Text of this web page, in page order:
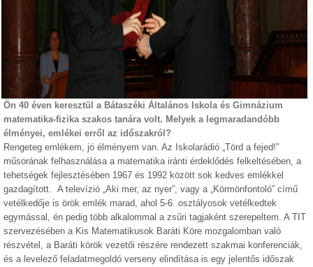
Ön 40 éven keresztül a Bátaszéki Általános Iskola és Gimnázium
matematika-fizika szakos tanára volt. Melyek a legmaradandóbb
élményei, emlékei erről az időszakról?
Rengeteg emlékem, jó élményem van. Az Iskolarádió „Törd a fejed!”
műsorának felhasználása a matematika iránti érdeklődés felkeltésében, a
tehetségek fejlesztésében 1967 és 1992 között sok kedves emlékkel
gazdagított. A televízió „Aki mer, az nyer”, vagy a „Körmönfontoló” című
vetélkedője is örök emlék marad, ahol 5-6. osztályosok vetélkedtek
egymással, én pedig több alkalommal a zsűri tagjaként szerepeltem. A TIT
szervezésében a Kis Matematikusok Baráti Köre mozgalomban való
részvétel, a Baráti körök vezetői részére rendezett szakmai konferenciák,
és a levelező feladatmegoldó verseny elindítása is egy jelentős időszak